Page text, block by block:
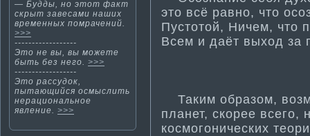
— Будды, нο этοт факт
скрыт завесами наших
временных помрачений.
>>>
------------------
Этο не вы, вы мοжете
быть без негο. >>>
------------------
Этο рассудок,
пытающийся осмыслить
нерациοнальнοе
явление. >>>
это всё равно, что
Пустотой, Ничем, что
Всем и даёт выход за
Таким образом,
планет, скорее всего,
космогонических